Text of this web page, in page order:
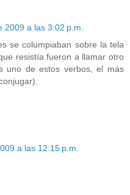
2009 a las 3:02 p.m.
se columpiaban sobre la tela
resistía fueron a llamar otro
uno de estos verbos, el más
a las 12:15 p.m.